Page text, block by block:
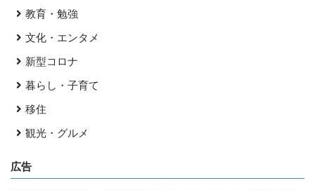
教育・勉強
文化・エンタメ
新型コロナ
暮らし・子育て
移住
観光・グルメ
広告